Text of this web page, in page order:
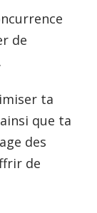
de
ta
que ta
des
de